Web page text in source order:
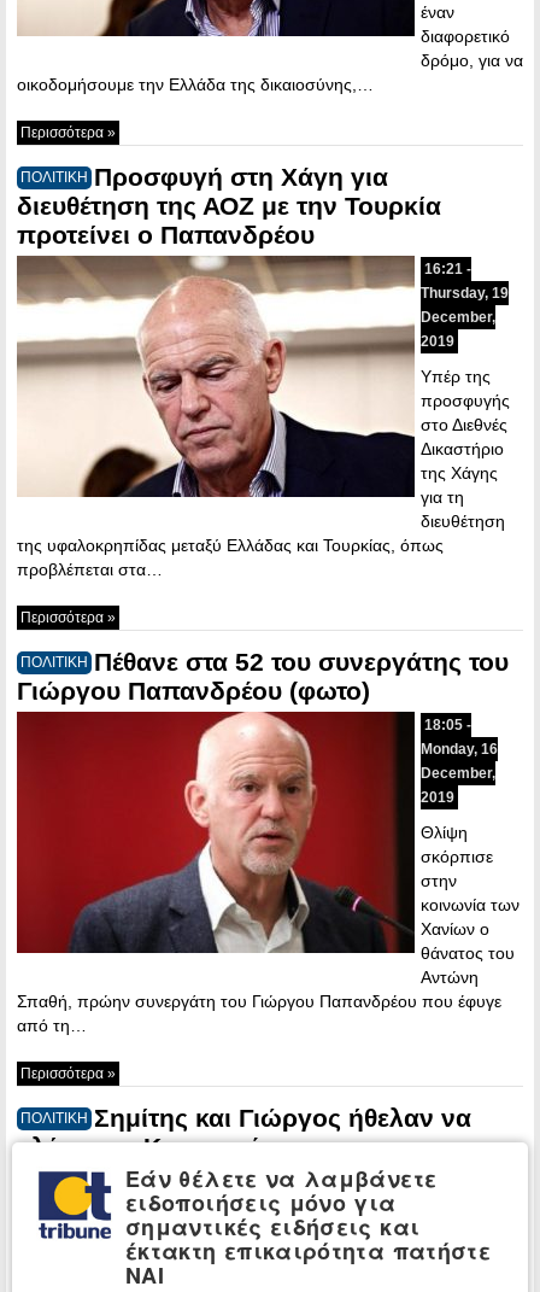
έναν
διαφορετικό
δρόμο, για να
οικοδομήσουμε την Ελλάδα της δικαιοσύνης,…
Περισσότερα »
ΠΟΛΙΤΙΚΗ Προσφυγή στη Χάγη για
διευθέτηση της ΑΟΖ με την Τουρκία
προτείνει ο Παπανδρέου
16:21 -
Thursday, 19
December,
2019
Υπέρ της
προσφυγής
στο Διεθνές
Δικαστήριο
της Χάγης
για τη
διευθέτηση
της υφαλοκρηπίδας μεταξύ Ελλάδας και Τουρκίας, όπως
προβλέπεται στα…
Περισσότερα »
ΠΟΛΙΤΙΚΗ Πέθανε στα 52 του συνεργάτης του
Γιώργου Παπανδρέου (φωτο)
18:05 -
Monday, 16
December,
2019
Θλίψη
σκόρπισε
στην
κοινωνία των
Χανίων ο
θάνατος του
Αντώνη
Σπαθή, πρώην συνεργάτη του Γιώργου Παπανδρέου που έφυγε
από τη…
Περισσότερα »
ΠΟΛΙΤΙΚΗ Σημίτης και Γιώργος ήθελαν να
«λύσουν» Κυπριακό και να
«διευθετήσουν» ΑΟΖ – Τα ομολόγησε ο
ΓΑΠ
Saturday, 14
Εάν θέλετε να λαμβάνετε
ειδοποιήσεις μόνο για
σημαντικές ειδήσεις και
έκτακτη επικαιρότητα πατήστε
ΝΑΙ